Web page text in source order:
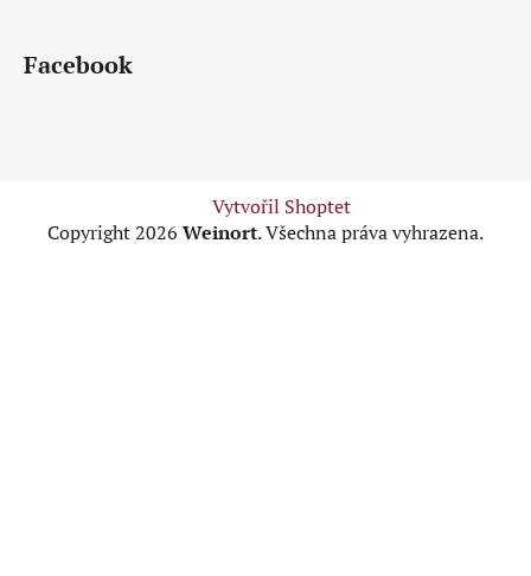
Facebook
Vytvořil Shoptet
Copyright 2026 Weinort. Všechna práva vyhrazena.